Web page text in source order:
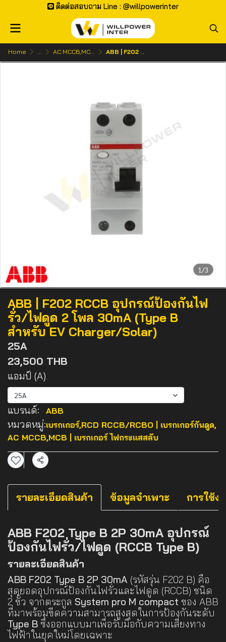
ติดต่อสอบถาม Line : @willpowerinter
Home ... AC MCCB,MCB | เบรกเกอร์ ไฟกระแสสลับ ABB | F202 RCCB อุปกรณ์ป้องกันไฟรั่ว/ไฟดูด 2 โพล 30mA (Type B สำหรับ EV Charger/Solar)
1/3
ABB | F202 RCCB อุปกรณ์ป้องกันไฟ
รั่ว/ไฟดูด 2 โพล 30mA (Type B
สำหรับ EV Charger/Solar)
25A
23,500 THB
แอมป์ (A)
25A
แบรนด์: ABB
หมวดหมู่:เบรกเกอร์,RCD RCCB/RCBO | เบรกเกอร์กันดูด,
AC MCCB,MCB | เบรกเกอร์ ไฟกระแสสลับ
แชร์
รายละเอียดสินค้า ข้อมูลจำเพาะ การใช้ง
ABB F202 Type B 2P 30mA อุปกรณ์
ป้องกันไฟรั่ว/ไฟดูด (RCCB Type B)
รายละเอียดสินค้า
ABB F202 Type B 2P 30mA (รหัสรุ่น F202 B) คือ
สุดยอดอุปกรณ์ป้องกันไฟรั่วและไฟดูด (RCCB) ชนิด
2 ขั้ว จากตระกูล System pro M compact ของ ABB
ที่มาพร้อมขีดความสามารถสูงสุดในการป้องกันระดับ
Type B ซึ่งออกแบบมาเพื่อรับมือกับความเสี่ยงทาง
ไฟฟ้าในยุคใหม่โดยเฉพาะ